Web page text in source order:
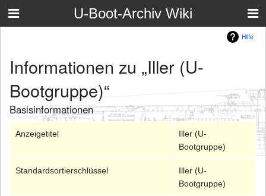
U-Boot-Archiv Wiki
Hilfe
Informationen zu „Iller (U-
Bootgruppe)“
Basisinformationen
Anzeigetitel
Iller (U-
Bootgruppe)
Standardsortierschlüssel
Iller (U-
Bootgruppe)